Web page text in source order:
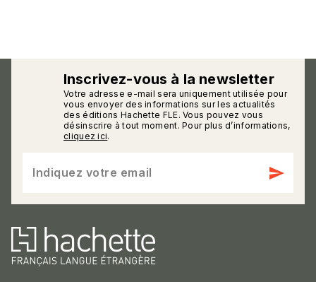
Inscrivez-vous à la newsletter
Votre adresse e-mail sera uniquement utilisée pour
vous envoyer des informations sur les actualités
des éditions Hachette FLE. Vous pouvez vous
désinscrire à tout moment. Pour plus d’informations,
cliquez ici.
Indiquez votre email send